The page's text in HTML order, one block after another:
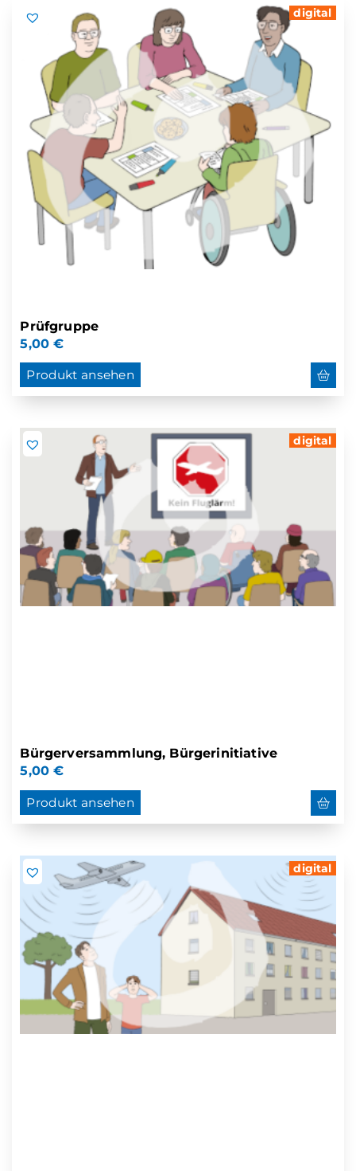
digital
Prüfgruppe
5,00€
Produkt ansehen
digital
Bürgerversammlung, Bürgerinitiative
5,00€
Produkt ansehen
digital